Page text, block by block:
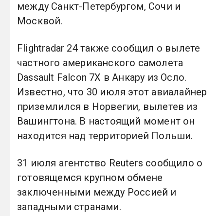
между Санкт-Петербургом, Сочи и
Москвой.
Flightradar 24 также сообщил о вылете
частного американского самолета
Dassault Falcon 7X в Анкару из Осло.
Известно, что 30 июля этот авиалайнер
приземлился в Норвегии, вылетев из
Вашингтона. В настоящий момент он
находится над территорией Польши.
31 июля агентство Reuters сообщило о
готовящемся крупном обмене
заключенными между Россией и
западными странами.